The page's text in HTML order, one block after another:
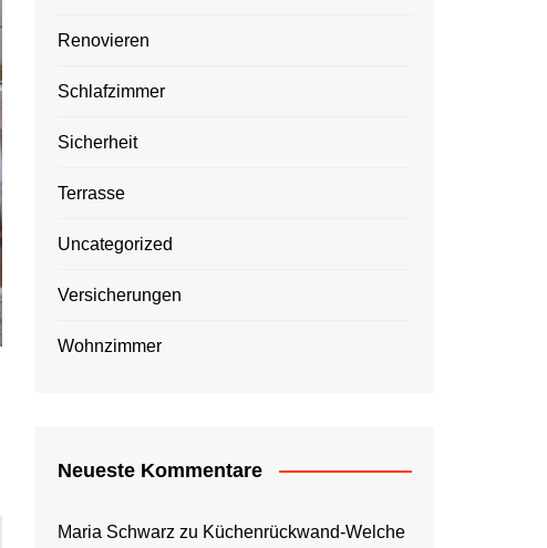
Renovieren
Schlafzimmer
Sicherheit
Terrasse
Uncategorized
Versicherungen
Wohnzimmer
Neueste Kommentare
Maria Schwarz zu Küchenrückwand-Welche